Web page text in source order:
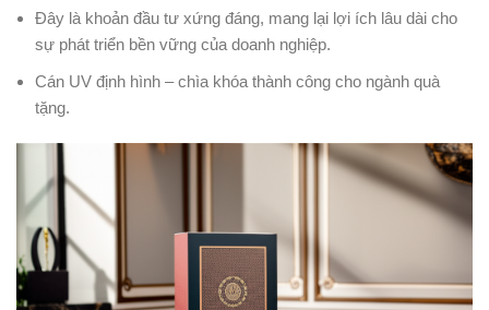
Đây là khoản đầu tư xứng đáng, mang lại lợi ích lâu dài cho
sự phát triển bền vững của doanh nghiệp.
Cán UV định hình – chìa khóa thành công cho ngành quà
tặng.